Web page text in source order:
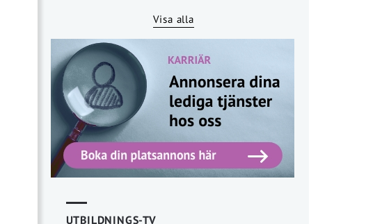
Visa alla
UTBILDNINGS-TV